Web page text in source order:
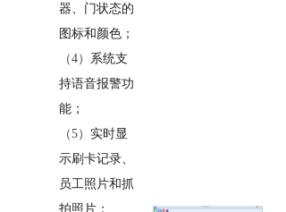
器、门状态的
图标和颜色；
（4） 系统支
持语音报警功
能；
（5） 实时显
示刷卡记录、
员工照片和抓
拍照片；